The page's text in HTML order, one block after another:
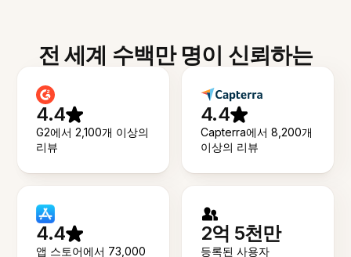
전 세계 수백만 명이 신뢰하는
4.4
G2에서 2,100개 이상의
리뷰
4.4
Capterra에서 8,200개
이상의 리뷰
4.4
앱 스토어에서 73,000
2억 5천만
등록된 사용자